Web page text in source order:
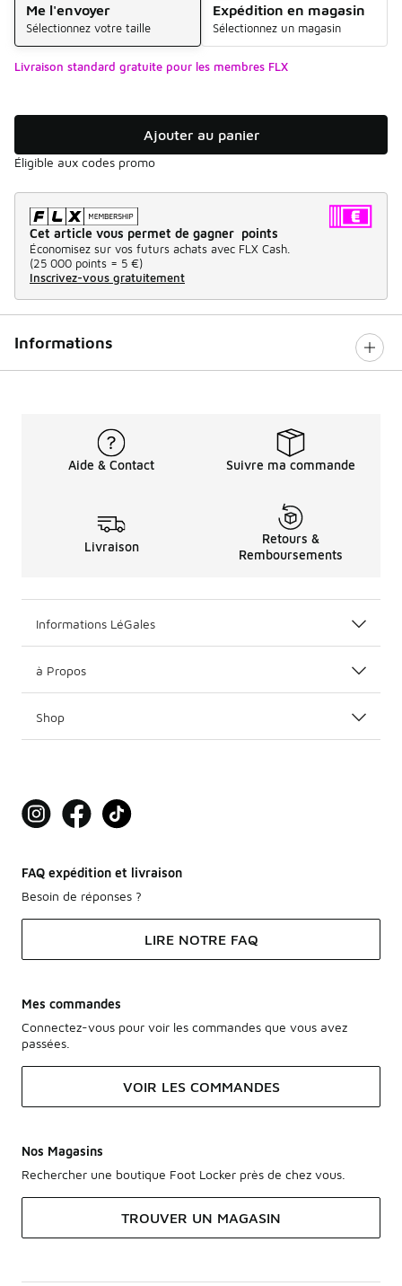
Me l'envoyer
Sélectionnez votre taille
Expédition en magasin
Sélectionnez un magasin
Livraison standard gratuite pour les membres FLX
Ajouter au panier
Éligible aux codes promo
Cet article vous permet de gagner points
Économisez sur vos futurs achats avec FLX Cash.
(25 000 points = 5 €)
Inscrivez-vous gratuitement
Informations
Aide & Contact Suivre ma commande
Livraison
Retours &
Remboursements
Informations LéGales
à Propos
Shop
FAQ expédition et livraison
Besoin de réponses ?
LIRE NOTRE FAQ
Mes commandes
Connectez-vous pour voir les commandes que vous avez
passées.
VOIR LES COMMANDES
Nos Magasins
Rechercher une boutique Foot Locker près de chez vous.
TROUVER UN MAGASIN